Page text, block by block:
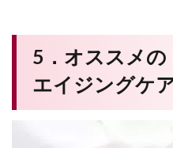
5．オススメ
エイジングケ